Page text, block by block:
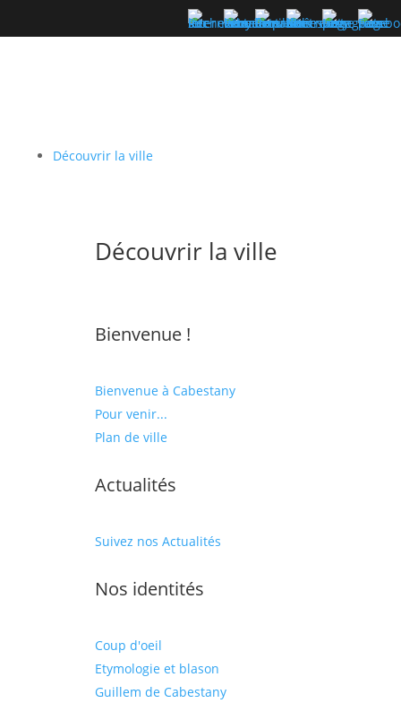
Découvrir la ville
Découvrir la ville
Bienvenue !
Bienvenue à Cabestany
Pour venir...
Plan de ville
Actualités
Suivez nos Actualités
Nos identités
Coup d'oeil
Etymologie et blason
Guillem de Cabestany